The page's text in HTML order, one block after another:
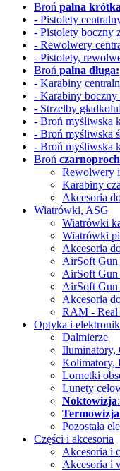
Broń palna
- Pistolety
- Pistolety boczny
- Rewolwery
- Pistolety,
Broń palna długa:
- Karabiny
- Karabiny boczny
- Strzelby
- Broń myśliwska
- Broń myśliwska
- Broń myśliwska
Broń
Rewolwery
Karabiny
Akcesoria
Wiatrówki, ASG
Wiatrówki
Wiatrówki
Akcesoria
AirSoft Gun
AirSoft
AirSoft Gun
Akcesoria
RAM -
Optyka i
Dalmierze
Iluminatory,
Kolimatory,
Lornetki
Lunety
Noktowizja
Termowizja
Pozostała
Części i akcesoria
Akcesoria i
Akcesoria i